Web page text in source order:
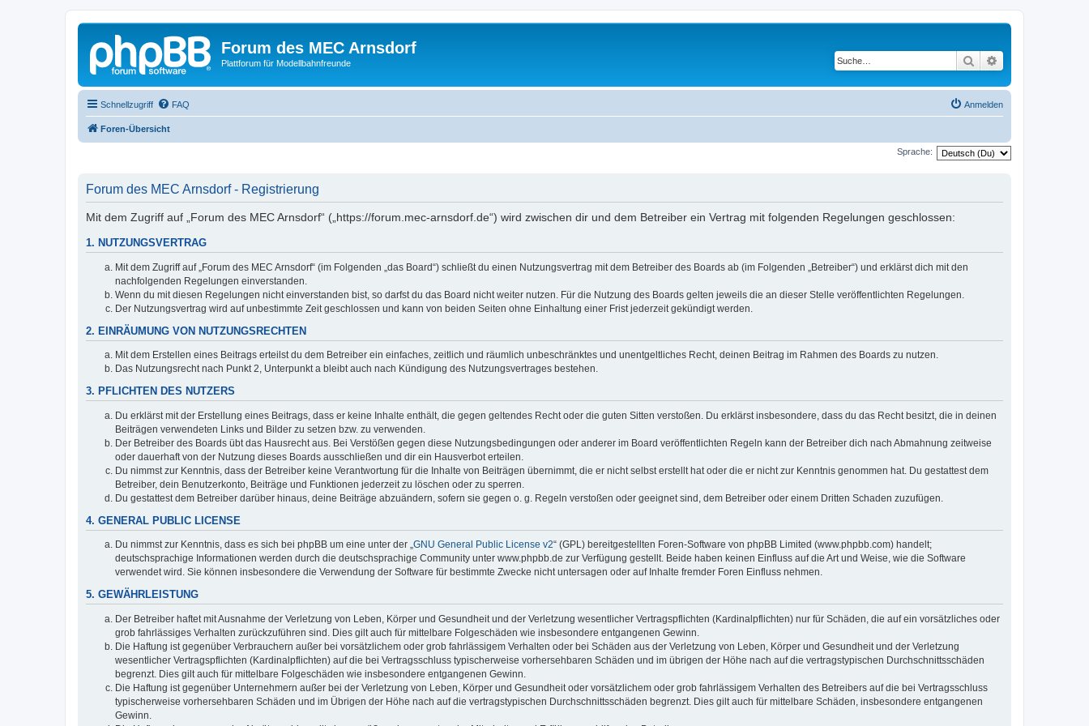
Forum des MEC Arnsdorf
Plattforum für Modellbahnfreunde Suche
Schnellzugriff FAQ Anmelden
Foren-Übersicht
Sprache:
Forum des MEC Arnsdorf - Registrierung
Mit dem Zugriff auf „Forum des MEC Arnsdorf“ („https://forum.mec-arnsdorf.de“) wird zwischen dir und dem Betreiber ein Vertrag mit folgenden Regelungen geschlossen:
1. NUTZUNGSVERTRAG
Mit dem Zugriff auf „Forum des MEC Arnsdorf“ (im Folgenden „das Board“) schließt du einen Nutzungsvertrag mit dem Betreiber des Boards ab (im Folgenden „Betreiber“) und erklärst dich mit den
nachfolgenden Regelungen einverstanden.
Wenn du mit diesen Regelungen nicht einverstanden bist, so darfst du das Board nicht weiter nutzen. Für die Nutzung des Boards gelten jeweils die an dieser Stelle veröffentlichten Regelungen.
Der Nutzungsvertrag wird auf unbestimmte Zeit geschlossen und kann von beiden Seiten ohne Einhaltung einer Frist jederzeit gekündigt werden.
2. EINRÄUMUNG VON NUTZUNGSRECHTEN
Mit dem Erstellen eines Beitrags erteilst du dem Betreiber ein einfaches, zeitlich und räumlich unbeschränktes und unentgeltliches Recht, deinen Beitrag im Rahmen des Boards zu nutzen.
Das Nutzungsrecht nach Punkt 2, Unterpunkt a bleibt auch nach Kündigung des Nutzungsvertrages bestehen.
3. PFLICHTEN DES NUTZERS
Du erklärst mit der Erstellung eines Beitrags, dass er keine Inhalte enthält, die gegen geltendes Recht oder die guten Sitten verstoßen. Du erklärst insbesondere, dass du das Recht besitzt, die in deinen
Beiträgen verwendeten Links und Bilder zu setzen bzw. zu verwenden.
Der Betreiber des Boards übt das Hausrecht aus. Bei Verstößen gegen diese Nutzungsbedingungen oder anderer im Board veröffentlichten Regeln kann der Betreiber dich nach Abmahnung zeitweise
oder dauerhaft von der Nutzung dieses Boards ausschließen und dir ein Hausverbot erteilen.
Du nimmst zur Kenntnis, dass der Betreiber keine Verantwortung für die Inhalte von Beiträgen übernimmt, die er nicht selbst erstellt hat oder die er nicht zur Kenntnis genommen hat. Du gestattest dem
Betreiber, dein Benutzerkonto, Beiträge und Funktionen jederzeit zu löschen oder zu sperren.
Du gestattest dem Betreiber darüber hinaus, deine Beiträge abzuändern, sofern sie gegen o. g. Regeln verstoßen oder geeignet sind, dem Betreiber oder einem Dritten Schaden zuzufügen.
4. GENERAL PUBLIC LICENSE
Du nimmst zur Kenntnis, dass es sich bei phpBB um eine unter der „GNU General Public License v2“ (GPL) bereitgestellten Foren-Software von phpBB Limited (www.phpbb.com) handelt;
deutschsprachige Informationen werden durch die deutschsprachige Community unter www.phpbb.de zur Verfügung gestellt. Beide haben keinen Einfluss auf die Art und Weise, wie die Software
verwendet wird. Sie können insbesondere die Verwendung der Software für bestimmte Zwecke nicht untersagen oder auf Inhalte fremder Foren Einfluss nehmen.
5. GEWÄHRLEISTUNG
Der Betreiber haftet mit Ausnahme der Verletzung von Leben, Körper und Gesundheit und der Verletzung wesentlicher Vertragspflichten (Kardinalpflichten) nur für Schäden, die auf ein vorsätzliches oder
grob fahrlässiges Verhalten zurückzuführen sind. Dies gilt auch für mittelbare Folgeschäden wie insbesondere entgangenen Gewinn.
Die Haftung ist gegenüber Verbrauchern außer bei vorsätzlichem oder grob fahrlässigem Verhalten oder bei Schäden aus der Verletzung von Leben, Körper und Gesundheit und der Verletzung
wesentlicher Vertragspflichten (Kardinalpflichten) auf die bei Vertragsschluss typischerweise vorhersehbaren Schäden und im übrigen der Höhe nach auf die vertragstypischen Durchschnittsschäden
begrenzt. Dies gilt auch für mittelbare Folgeschäden wie insbesondere entgangenen Gewinn.
Die Haftung ist gegenüber Unternehmern außer bei der Verletzung von Leben, Körper und Gesundheit oder vorsätzlichem oder grob fahrlässigem Verhalten des Betreibers auf die bei Vertragsschluss
typischerweise vorhersehbaren Schäden und im Übrigen der Höhe nach auf die vertragstypischen Durchschnittsschäden begrenzt. Dies gilt auch für mittelbare Schäden, insbesondere entgangenen
Gewinn.